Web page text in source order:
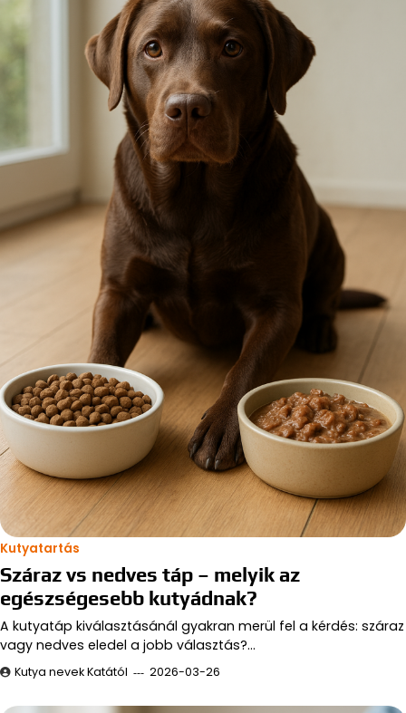
Kutyatartás
Száraz vs nedves táp – melyik az
egészségesebb kutyádnak?
A kutyatáp kiválasztásánál gyakran merül fel a kérdés: száraz
vagy nedves eledel a jobb választás?…
Kutya nevek Katától 2026-03-26